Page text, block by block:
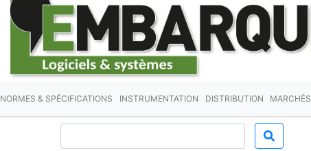
NORMES & SPÉCIFICATIONS INSTRUMENTATION DISTRIBUTION MARCHÉS